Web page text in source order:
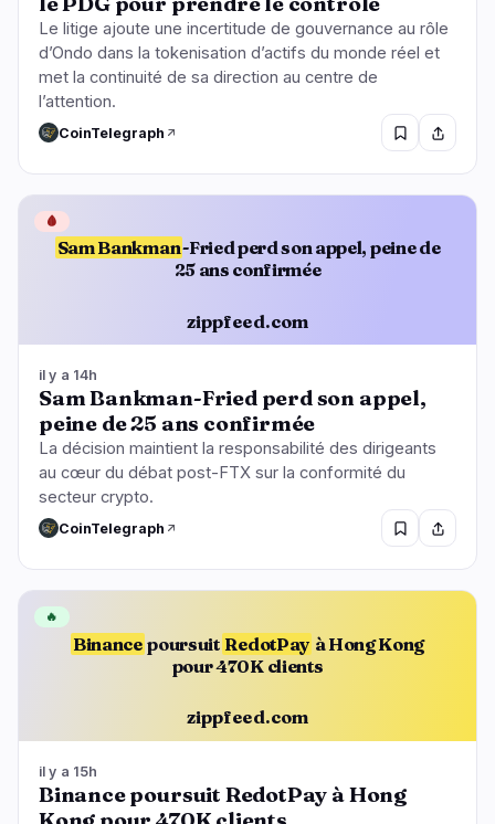
Le litige ajoute une incertitude de gouvernance au rôle
d’Ondo dans la tokenisation d’actifs du monde réel et
met la continuité de sa direction au centre de
l’attention.
CoinTelegraph
Sam Bankman-Fried perd son appel, peine de
25 ans confirmée
zippfeed.com
🩸
il y a 14h
Sam Bankman-Fried perd son appel,
peine de 25 ans confirmée
La décision maintient la responsabilité des dirigeants
au cœur du débat post-FTX sur la conformité du
secteur crypto.
CoinTelegraph
Binance poursuit RedotPay à Hong Kong
pour 470K clients
zippfeed.com
🔥
il y a 15h
Binance poursuit RedotPay à Hong